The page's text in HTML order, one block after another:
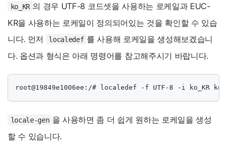
ko_KR 의 경우 UTF-8 코드셋을 사용하는 로케일과 EUC-
KR을 사용하는 로케일이 정의되어있는 것을 확인할 수 있습
니다. 먼저
localedef 를 사용해 로케일을 생성해보겠습니
다. 옵션과 형식은 아래 명령어를 참고해주시기 바랍니다.
root@19849e1006ee:/# localedef -f UTF-8 -i ko_KR
locale-gen 을 사용하면 좀 더 쉽게 원하는 로케일을 생성
할 수 있습니다.